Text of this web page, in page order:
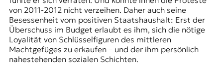
von 2011-2012 nicht verzeihen. Daher auch seine
Besessenheit vom positiven Staatshaushalt: Erst der
Überschuss im Budget erlaubt es ihm, sich die nötige
Loyalität von Schlüsselfiguren des mittleren
Machtgefüges zu erkaufen – und der ihm persönlich
nahestehenden sozialen Schichten.